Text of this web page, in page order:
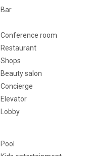
Bar
Conference room
Restaurant
Shops
Beauty salon
Concierge
Elevator
Lobby
Pool